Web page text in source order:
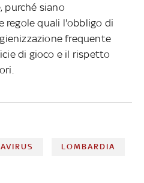
purché siano
regole quali l'obbligo di
frequente
di gioco e il rispetto
LOMBARDIA